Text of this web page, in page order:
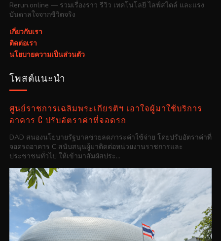
Rerun.online — รวมเรื่องราว รีวิว เทคโนโลยี ไลฟ์สไตล์ และแรง
บันดาลใจจากชีวิตจริง
เกี่ยวกับเรา
ติดต่อเรา
นโยบายความเป็นส่วนตัว
โพสต์แนะนำ
ศูนย์ราชการเฉลิมพระเกียรติฯ เอาใจผู้มาใช้บริการ
อาคาร C ปรับอัตราค่าที่จอดรถ
DAD สนองนโยบายรัฐบาลช่วยลดภาระค่าใช้จ่าย โดยปรับอัตราค่าที่
จอดรถอาคาร C สนับสนุนผู้มาติดต่อหน่วยงานราชการและ
ประชาชนทั่วไป ให้เข้ามาสัมผัสประ...